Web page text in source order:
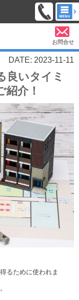
お問合せ
DATE: 2023-11-11
良いタイミ
介！
るために使われま